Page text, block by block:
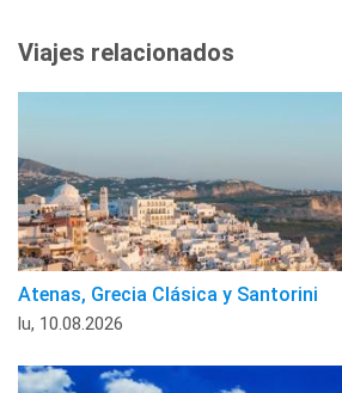
Viajes relacionados
Atenas, Grecia Clásica y Santorini
lu, 10.08.2026